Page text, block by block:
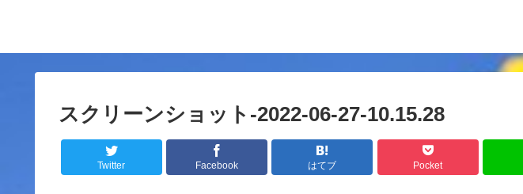
スクリーンショット-2022-06-27-10.15.28
Twitter Facebook はてブ Pocket